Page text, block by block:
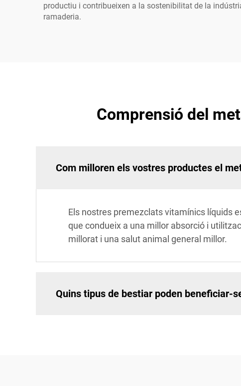
productiu i contribueixen a la sostenibilitat de la
ramaderia.
Comprensió del
Com milloren els vostres productes el
Els nostres premezclats vitamínics líquids
que condueix a una millor absorció i
millorat i una salut animal general millor.
Quins tipus de bestiar poden beneficiar-